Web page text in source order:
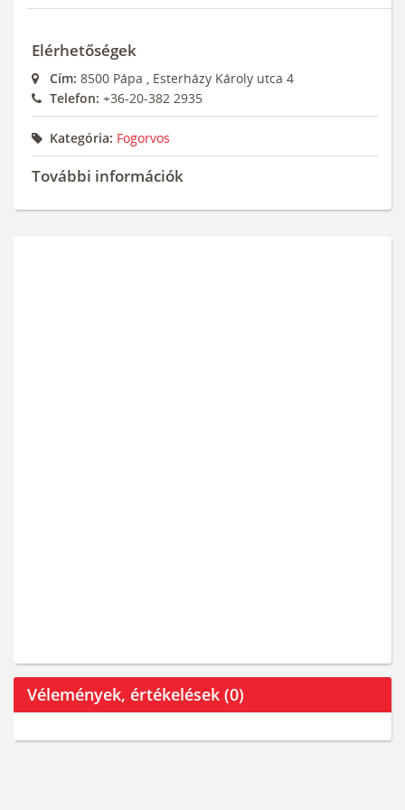
Elérhetőségek
Cím: 8500 Pápa , Esterházy Károly utca 4
Telefon: +36-20-382 2935
Kategória: Fogorvos
További információk
Vélemények, értékelések (0)